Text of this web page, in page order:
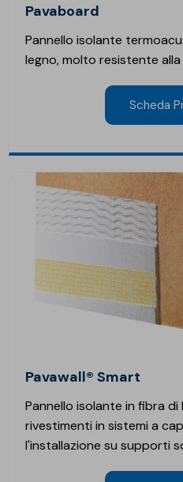
Pavaboard
Pannello isolante
legno, molto resistente
Scheda
Pavawall® Smart
Pannello isolante in fibra
rivestimenti in sistemi a
l'installazione su supporti